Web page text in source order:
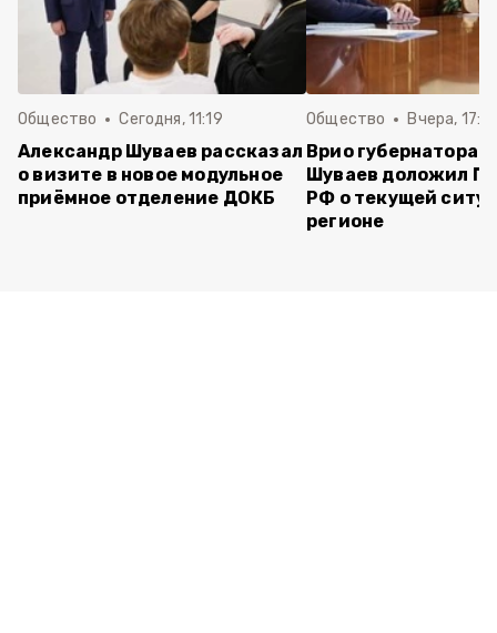
Общество Сегодня, 11:19
Александр Шуваев рассказал
о визите в новое модульное
приёмное отделение ДОКБ
Общество Вчера,
Врио губернатора
Шуваев доложил
РФ о текущей
регионе